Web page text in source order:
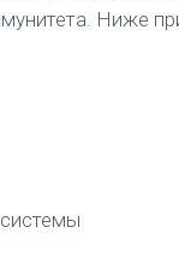
Ниже